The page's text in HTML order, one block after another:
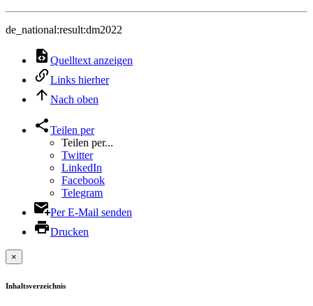
de_national:result:dm2022
Quelltext anzeigen
Links hierher
Nach oben
Teilen per
Teilen per...
Twitter
LinkedIn
Facebook
Telegram
Per E-Mail senden
Drucken
×
Inhaltsverzeichnis